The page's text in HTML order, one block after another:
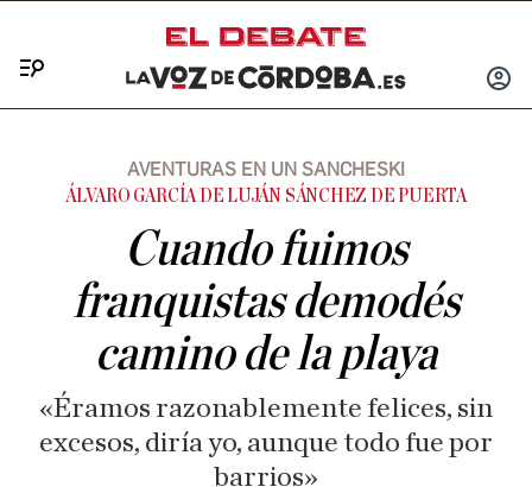
INICIAR
AVENTURAS EN UN SANCHESKI
ÁLVARO GARCÍA DE LUJÁN SÁNCHEZ DE PUERTA
Cuando fuimos
franquistas demodés
camino de la playa
«Éramos razonablemente felices, sin
excesos, diría yo, aunque todo fue por
barrios»